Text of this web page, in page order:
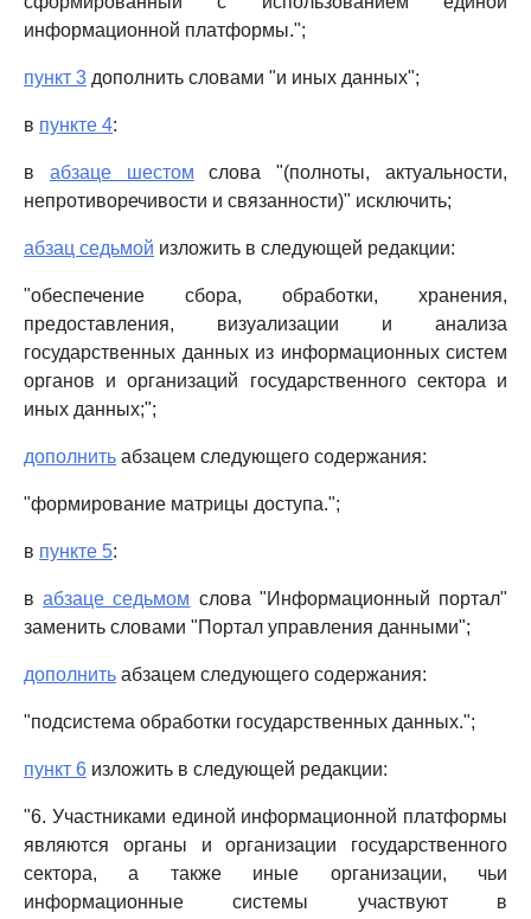
информационной платформы.";
пункт 3 дополнить словами "и иных данных";
в пункте 4:
в абзаце шестом слова "(полноты, актуальности,
непротиворечивости и связанности)" исключить;
абзац седьмой изложить в следующей редакции:
"обеспечение сбора, обработки, хранения,
предоставления, визуализации и анализа
государственных данных из информационных систем
органов и организаций государственного сектора и
иных данных;";
дополнить абзацем следующего содержания:
"формирование матрицы доступа.";
в пункте 5:
вабзаце седьмом слова "Информационный портал"
заменить словами "Портал управления данными";
дополнить абзацем следующего содержания:
"подсистема обработки государственных данных.";
пункт 6 изложить в следующей редакции:
"6. Участниками единой информационной платформы
являются органы и организации государственного
сектора, а также иные организации, чьи
информационные системы участвуют в